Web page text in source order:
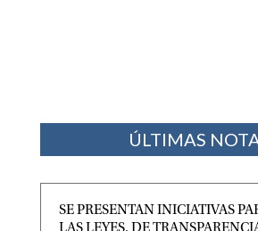
ÚLTIMAS
SE PRESENTAN INICIATIVAS
LAS LEYES, DE